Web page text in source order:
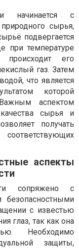
начинается с
сырья,
подвергается
при температуре
его
газ. Затем
что является
которой
аспектом
сырья и
получать
аспекты
сопряжено с
с известью
глаз, так как она
Необходимо
защиты,